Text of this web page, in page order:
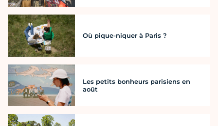
Où pique-niquer à Paris ?
Les petits bonheurs parisiens en
août